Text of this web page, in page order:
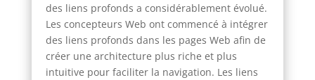
des liens profonds a considérablement évolué.
Les concepteurs Web ont commencé à intégrer
des liens profonds dans les pages Web afin de
créer une architecture plus riche et plus
intuitive pour faciliter la navigation. Les liens